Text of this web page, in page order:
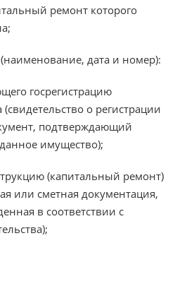
ремонт которого
дата и номер):
госрегистрацию
о регистрации
подтверждающий
имущество);
(капитальный ремонт)
или сметная документация,
в соответствии с